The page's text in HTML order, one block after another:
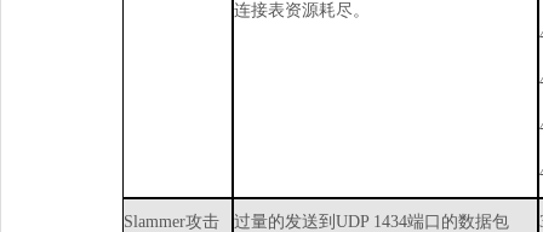
连接表资源耗尽。
Slammer攻击 过量的发送到UDP1434端口的数据包